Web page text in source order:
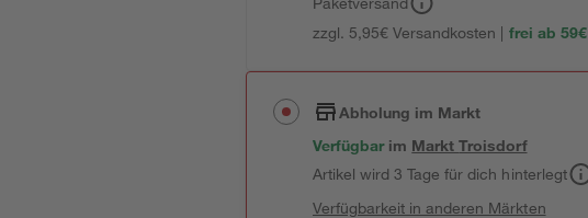
zzgl. 5,95€ Versandkosten | frei ab 59€
Abholung im Markt
Verfügbar im MarktTroisdorf
Artikel wird 3 Tage für dich hinterlegt
Verfügbarkeit in anderen Märkten